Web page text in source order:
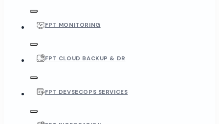
FPT MONITORING
FPT CLOUD BACKUP & DR
FPT DEVSECOPS SERVICES